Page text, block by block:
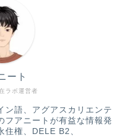
ラボ運営者
ート
ン語、アグアスカリエンテ
フアニートが有益な情報発
住権、DELE B2、